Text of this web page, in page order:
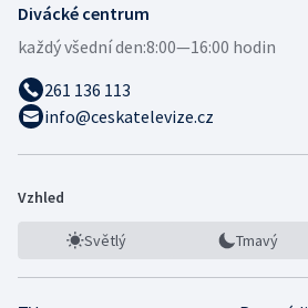
Divácké centrum
každý všední den:8:00—16:00 hodin
261 136 113
info@ceskatelevize.cz
Vzhled
Světlý Tmavý